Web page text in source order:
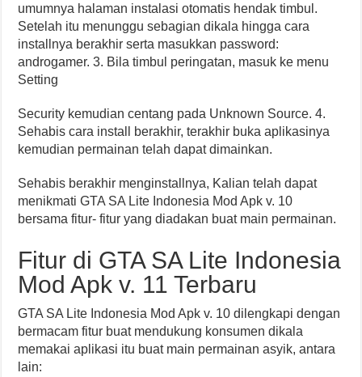
umumnya halaman instalasi otomatis hendak timbul.
Setelah itu menunggu sebagian dikala hingga cara
installnya berakhir serta masukkan password:
androgamer. 3. Bila timbul peringatan, masuk ke menu
Setting
Security kemudian centang pada Unknown Source. 4.
Sehabis cara install berakhir, terakhir buka aplikasinya
kemudian permainan telah dapat dimainkan.
Sehabis berakhir menginstallnya, Kalian telah dapat
menikmati GTA SA Lite Indonesia Mod Apk v. 10
bersama fitur- fitur yang diadakan buat main permainan.
Fitur di GTA SA Lite Indonesia
Mod Apk v. 11 Terbaru
GTA SA Lite Indonesia Mod Apk v. 10 dilengkapi dengan
bermacam fitur buat mendukung konsumen dikala
memakai aplikasi itu buat main permainan asyik, antara
lain: